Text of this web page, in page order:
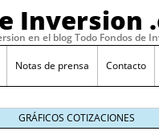
Inversion
en el blog Todo Fondos de
Notas de prensa Contacto
GRÁFICOS COTIZACIONES